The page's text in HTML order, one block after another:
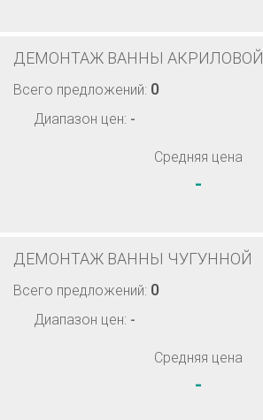
ДЕМОНТАЖ ВАННЫ АКРИЛОВОЙ
Всего предложений: 0
Диапазон цен: -
Средняя цена
-
ДЕМОНТАЖ ВАННЫ ЧУГУННОЙ
Всего предложений: 0
Диапазон цен: -
Средняя цена
-